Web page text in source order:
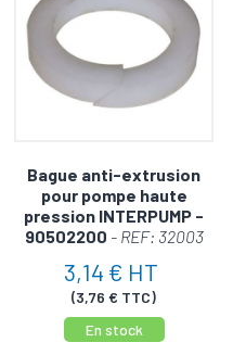
Bague anti-extrusion
pour pompe haute
pression INTERPUMP -
90502200 - REF: 32003
3,14 € HT
(3,76 € TTC)
En stock